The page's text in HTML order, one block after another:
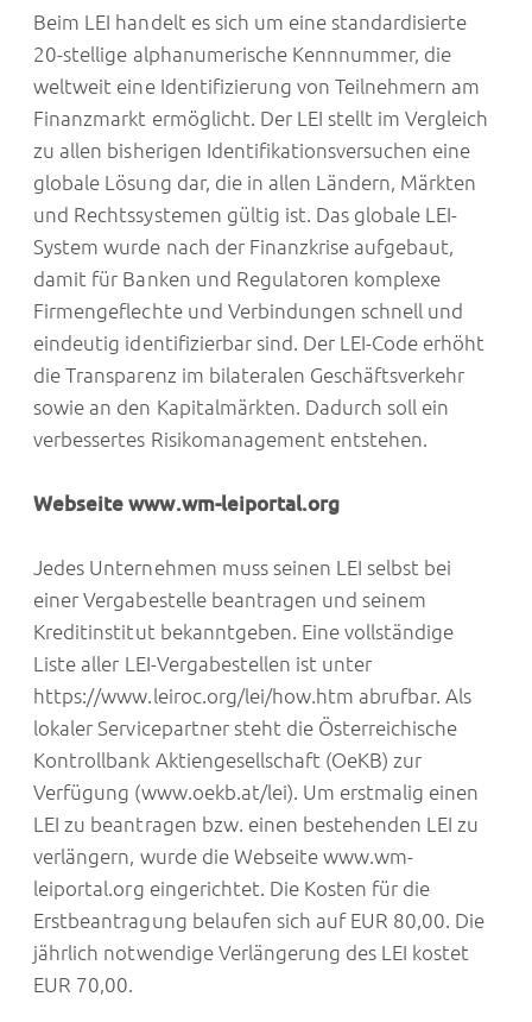
Beim LEI handelt es sich um eine standardisierte
20-stellige alphanumerische Kennnummer, die
weltweit eine Identifizierung von Teilnehmern am
Finanzmarkt ermöglicht. Der LEI stellt im Vergleich
zu allen bisherigen Identifikationsversuchen eine
globale Lösung dar, die in allen Ländern, Märkten
und Rechtssystemen gültig ist. Das globale LEI-
System wurde nach der Finanzkrise aufgebaut,
damit für Banken und Regulatoren komplexe
Firmengeflechte und Verbindungen schnell und
eindeutig identifizierbar sind. Der LEI-Code erhöht
die Transparenz im bilateralen Geschäftsverkehr
sowie an den Kapitalmärkten. Dadurch soll ein
verbessertes Risikomanagement entstehen.
Webseitewww.wm-leiportal.org
Jedes Unternehmen muss seinen LEI selbst bei
einer Vergabestelle beantragen und seinem
Kreditinstitut bekanntgeben. Eine vollständige
Liste aller LEI-Vergabestellen ist unter
https://www.leiroc.org/lei/how.htm abrufbar. Als
lokaler Servicepartner steht die Österreichische
Kontrollbank Aktiengesellschaft (OeKB) zur
Verfügung (www.oekb.at/lei). Um erstmalig einen
LEI zu beantragen bzw. einen bestehenden LEI zu
verlängern, wurde die Webseite www.wm-
leiportal.org eingerichtet. Die Kosten für die
Erstbeantragung belaufen sich auf EUR 80,00. Die
jährlich notwendige Verlängerung des LEI kostet
EUR 70,00.